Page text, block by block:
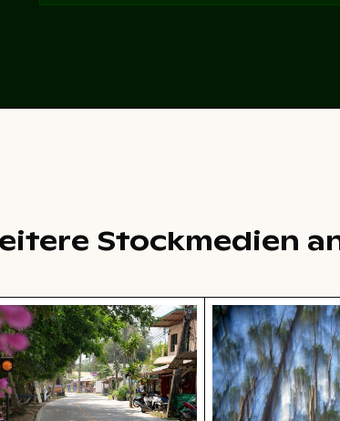
Stockmedien
Ampel an tropischer Straße
Abstrakter